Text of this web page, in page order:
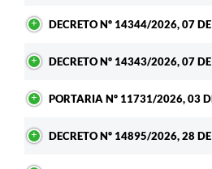
DECRETO Nº 14344/2026, 07
DECRETO Nº 14343/2026, 07
PORTARIA Nº 11731/2026, 03
DECRETO Nº 14895/2026, 28